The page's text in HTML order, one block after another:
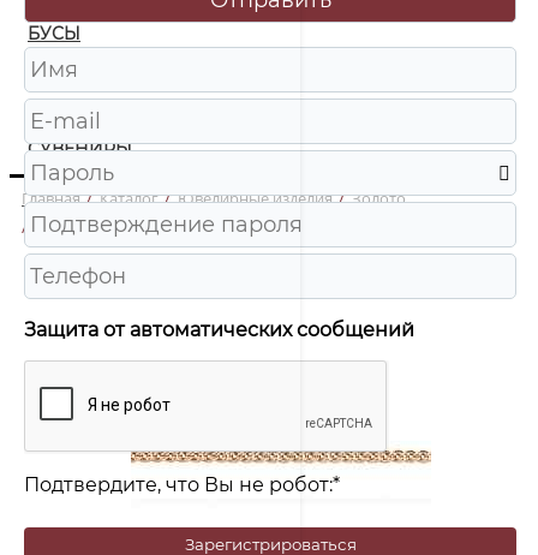
БУСЫ
ЧАСЫ
ШКАТУЛКИ
СУВЕНИРЫ
Главная / Каталог / Ювелирные изделия / Золото
/
ЦН230А2-А51 Цепь Au 585
Защита от автоматических сообщений
Подтвердите, что Вы не робот:*
Зарегистрироваться